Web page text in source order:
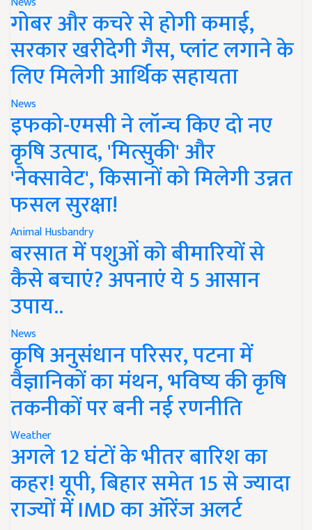
गोबर और कचरे से होगी कमाई,
सरकार खरीदेगी गैस, प्लांट लगाने के
लिए मिलेगी आर्थिक सहायता
News
इफको-एमसी ने लॉन्च किए दो नए
कृषि उत्पाद, 'मित्सुकी' और
'नेक्सावेट', किसानों को मिलेगी उन्नत
फसल सुरक्षा!
Animal Husbandry
बरसात में पशुओं को बीमारियों से
कैसे बचाएं? अपनाएं ये 5 आसान
उपाय..
News
कृषि अनुसंधान परिसर, पटना में
वैज्ञानिकों का मंथन, भविष्य की कृषि
तकनीकों पर बनी नई रणनीति
Weather
अगले 12 घंटों के भीतर बारिश का
कहर! यूपी, बिहार समेत 15 से ज्यादा
राज्यों में IMD का ऑरेंज अलर्ट